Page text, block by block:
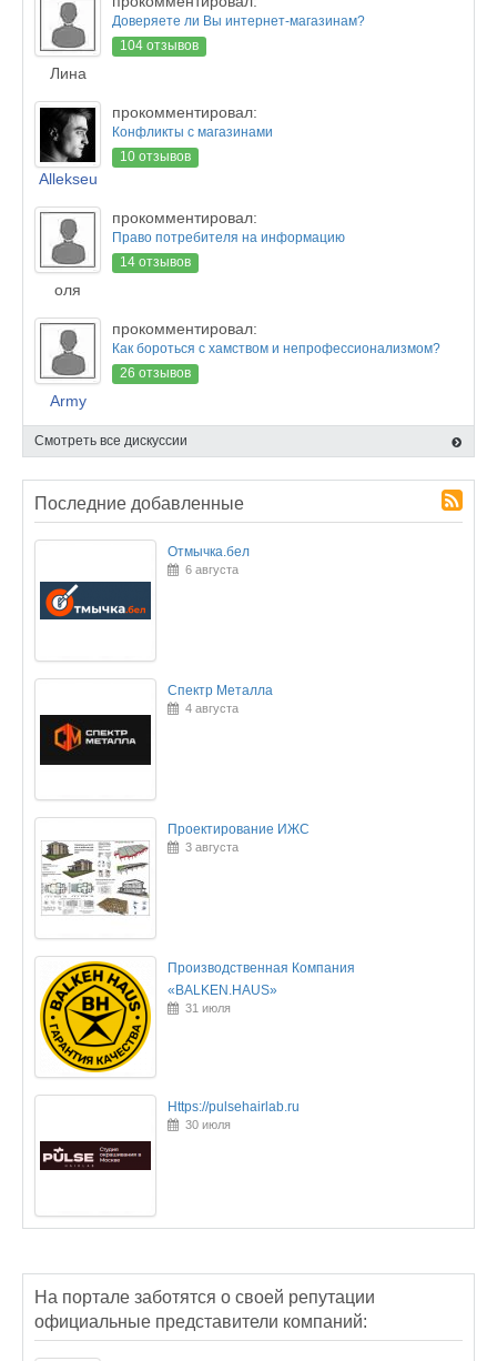
Лина
Доверяете ли Вы интернет-магазинам?
104 отзывов
Allekseu
прокомментировал:
Конфликты с магазинами
10 отзывов
оля
прокомментировал:
Право потребителя на информацию
14 отзывов
Army
прокомментировал:
Как бороться с хамством и непрофессионализмом?
26 отзывов
Смотреть все дискуссии
Последние добавленные
Отмычка.бел
6 августа
Спектр Металла
4 августа
Проектирование ИЖС
3 августа
Производственная Компания
«BALKEN.HAUS»
31 июля
Https://pulsehairlab.ru
30 июля
На портале заботятся о своей репутации
официальные представители компаний: